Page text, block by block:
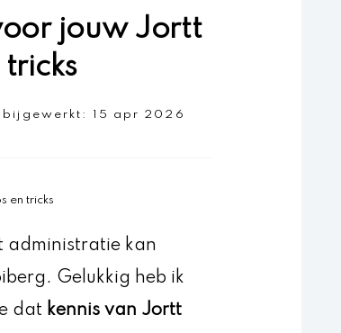
jouw Jortt
bijgewerkt: 15 apr 2026
en tricks
kan
Gelukkig heb ik
dat kennis van Jortt